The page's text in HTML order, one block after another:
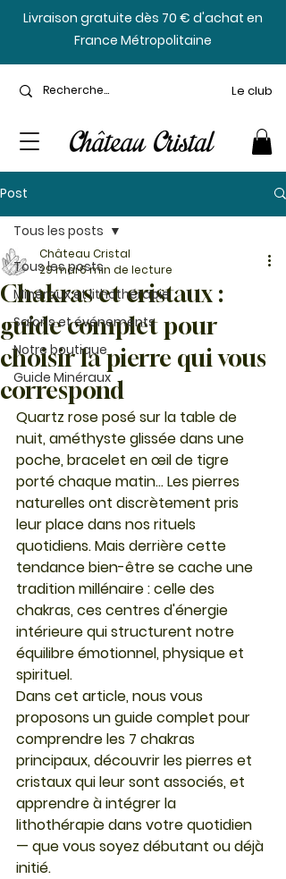
​Livraison gratuite dès 70 € d'achat en
France Métropolitaine
Le club
Post
Tous les posts
Minéraux et lithothérapie
Salons et événements
Notre boutique
Guide Minéraux
Tous les posts
Chakras et cristaux :
guide complet pour
choisir la pierre qui vous
correspond
Château Cristal
29 mai6 min de lecture
Quartz rose posé sur la table de
nuit, améthyste glissée dans une
poche, bracelet en œil de tigre
porté chaque matin… Les pierres
naturelles ont discrètement pris
leur place dans nos rituels
quotidiens. Mais derrière cette
tendance bien-être se cache une
tradition millénaire : celle des
chakras, ces centres d'énergie
intérieure qui structurent notre
équilibre émotionnel, physique et
spirituel.
Dans cet article, nous vous
proposons un guide complet pour
comprendre les 7 chakras
principaux, découvrir les pierres et
cristaux qui leur sont associés, et
apprendre à intégrer la
lithothérapie dans votre quotidien
— que vous soyez débutant ou déjà
initié.